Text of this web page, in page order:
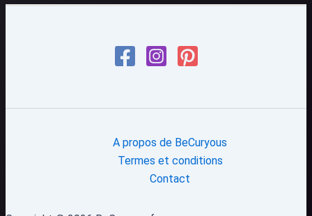
A propos de BeCuryous
Termes et conditions
Contact